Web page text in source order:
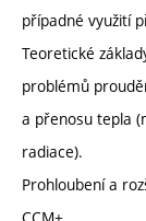
případné využití
Teoretické
problémů
a přenosu tepla
radiace).
Prohloubení a